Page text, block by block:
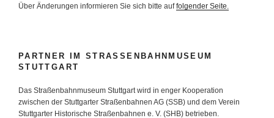
Über Änderungen informieren Sie sich bitte auffolgender Seite.
PARTNER IM STRASSENBAHNMUSEUM S
TUTTGART
Das Straßenbahnmuseum Stuttgart wird in enger Kooperation
zwischen der Stuttgarter Straßenbahnen AG (SSB) und dem Verein
Stuttgarter Historische Straßenbahnen e. V. (SHB) betrieben.